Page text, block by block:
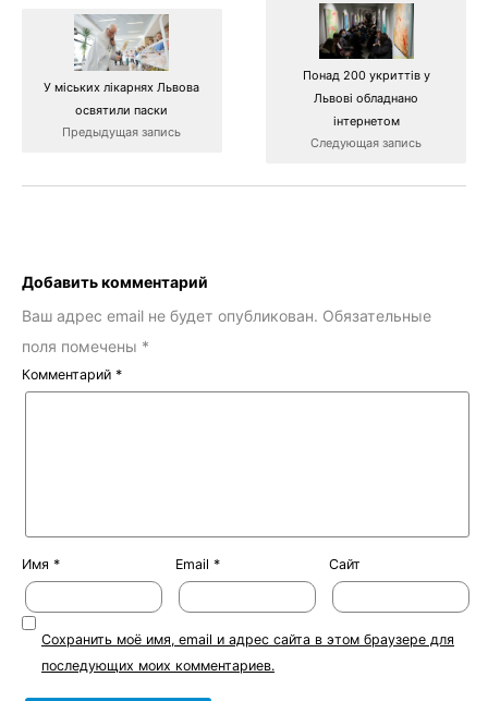
У міських лікарнях Львова
освятили паски
Предыдущая запись
Понад 200 укриттів у
Львові обладнано
інтернетом
Следующая запись
Добавить комментарий
Ваш адрес email не будет опубликован. Обязательные
поля помечены *
Комментарий *
Имя * Email * Сайт
Сохранить моё имя, email и адрес сайта в этом браузере для
последующих моих комментариев.